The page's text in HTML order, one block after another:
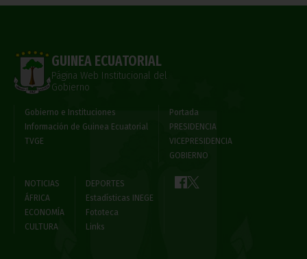
GUINEA ECUATORIAL
Página Web Institucional del
Gobierno
Gobierno e Instituciones
Información de Guinea Ecuatorial
TVGE
Portada
PRESIDENCIA
VICEPRESIDENCIA
GOBIERNO
NOTICIAS
ÁFRICA
ECONOMÍA
CULTURA
DEPORTES
Estadísticas INEGE
Fototeca
Links